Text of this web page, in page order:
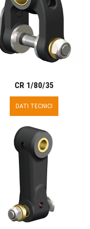
CR 1/80/35
DATI TECNICI